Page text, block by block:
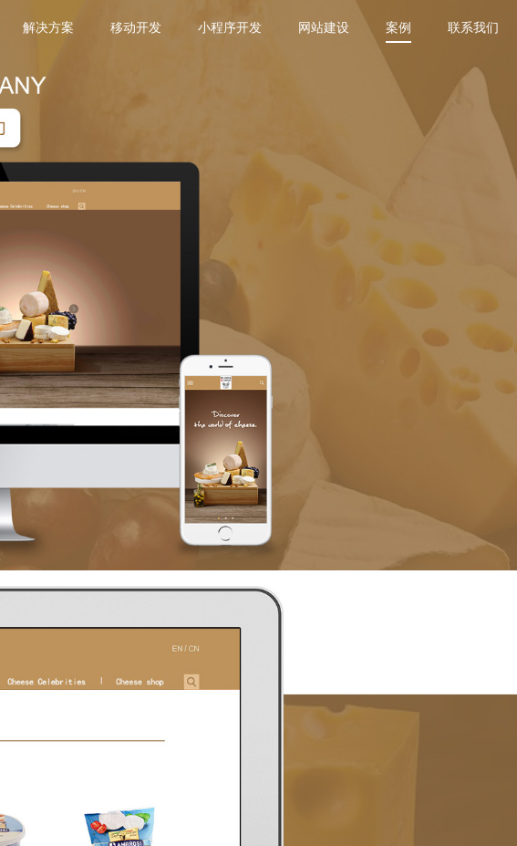
解决方案 移动开发 小程序开发 网站建设 案例 联系我们